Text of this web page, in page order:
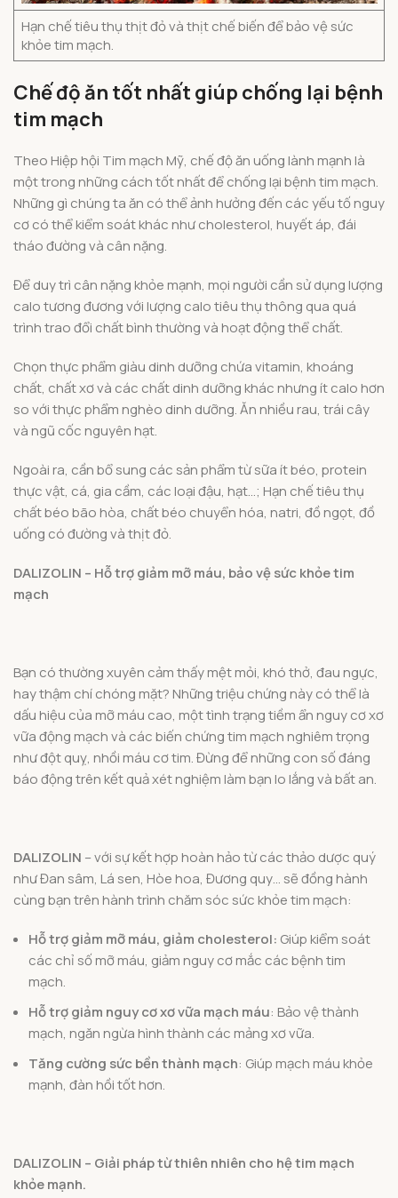
Hạn chế tiêu thụ thịt đỏ và thịt chế biến để bảo vệ sức
khỏe tim mạch.
Chế độ ăn tốt nhất giúp chống lại bệnh
tim mạch
Theo Hiệp hội Tim mạch Mỹ, chế độ ăn uống lành mạnh là
một trong những cách tốt nhất để chống lại bệnh tim mạch.
Những gì chúng ta ăn có thể ảnh hưởng đến các yếu tố nguy
cơ có thể kiểm soát khác như cholesterol, huyết áp, đái
tháo đường và cân nặng.
Để duy trì cân nặng khỏe mạnh, mọi người cần sử dụng lượng
calo tương đương với lượng calo tiêu thụ thông qua quá
trình trao đổi chất bình thường và hoạt động thể chất.
Chọn thực phẩm giàu dinh dưỡng chứa vitamin, khoáng
chất, chất xơ và các chất dinh dưỡng khác nhưng ít calo hơn
so với thực phẩm nghèo dinh dưỡng. Ăn nhiều rau, trái cây
và ngũ cốc nguyên hạt.
Ngoài ra, cần bổ sung các sản phẩm từ sữa ít béo, protein
thực vật, cá, gia cầm, các loại đậu, hạt…; Hạn chế tiêu thụ
chất béo bão hòa, chất béo chuyển hóa, natri, đồ ngọt, đồ
uống có đường và thịt đỏ.
DALIZOLIN – Hỗ trợ giảm mỡ máu, bảo vệ sức khỏe tim
mạch
Bạn có thường xuyên cảm thấy mệt mỏi, khó thở, đau ngực,
hay thậm chí chóng mặt? Những triệu chứng này có thể là
dấu hiệu của mỡ máu cao, một tình trạng tiềm ẩn nguy cơ xơ
vữa động mạch và các biến chứng tim mạch nghiêm trọng
như đột quỵ, nhồi máu cơ tim. Đừng để những con số đáng
báo động trên kết quả xét nghiệm làm bạn lo lắng và bất an.
DALIZOLIN – với sự kết hợp hoàn hảo từ các thảo dược quý
như Đan sâm, Lá sen, Hòe hoa, Đương quy… sẽ đồng hành
cùng bạn trên hành trình chăm sóc sức khỏe tim mạch:
Hỗ trợ giảm mỡ máu, giảm cholesterol: Giúp kiểm soát
các chỉ số mỡ máu, giảm nguy cơ mắc các bệnh tim
mạch.
Hỗ trợ giảm nguy cơ xơ vữa mạch máu: Bảo vệ thành
mạch, ngăn ngừa hình thành các mảng xơ vữa.
Tăng cường sức bền thành mạch: Giúp mạch máu khỏe
mạnh, đàn hồi tốt hơn.
DALIZOLIN – Giải pháp từ thiên nhiên cho hệ tim mạch
khỏe mạnh.